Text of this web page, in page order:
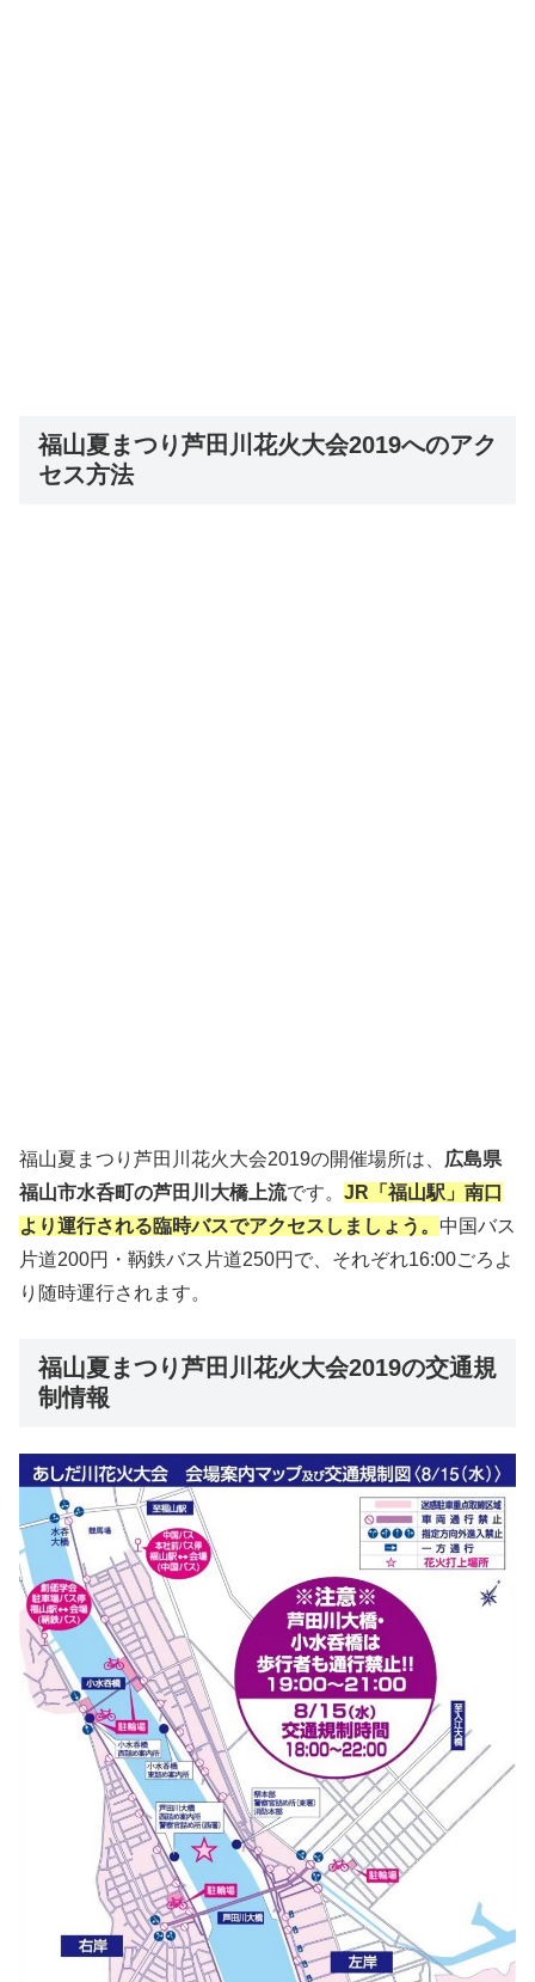
福山夏まつり芦田川花火大会2019へのアク
セス方法
福山夏まつり芦田川花火大会2019の開催場所は、 広島県
福山市水呑町の芦田川大橋上流です。 JR「福山駅」南口
より運行される臨時バスでアクセスしましょう。 中国バス
片道200円・鞆鉄バス片道250円で、それぞれ16:00ごろよ
り随時運行されます。
福山夏まつり芦田川花火大会2019の交通規
制情報